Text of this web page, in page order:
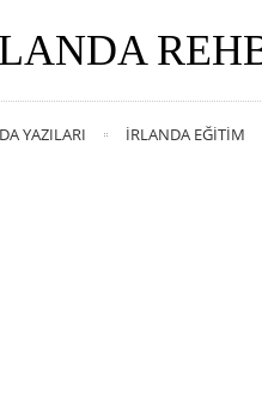
YAZILARI İRLANDA EĞITIM